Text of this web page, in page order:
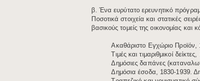
β. Ένα ευρύτατο ερευνητικό
Ποσοτικά στοιχεία και στατικές
βασικούς τομείς της οικονομίας
Ακαθάριστο Εγχώριο Προϊόν,
Τιμές και τιμαριθμικοί
Δημόσιες δαπάνες
Δημόσια έσοδα, 1830-1939.